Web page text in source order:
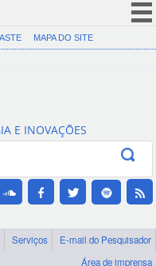
CORONAVÍRUS (COVID-19)
Canais
MAPA DO SITE
E INOVAÇÕES
Serviços
E-mail do Pesquisador
Área de imprensa